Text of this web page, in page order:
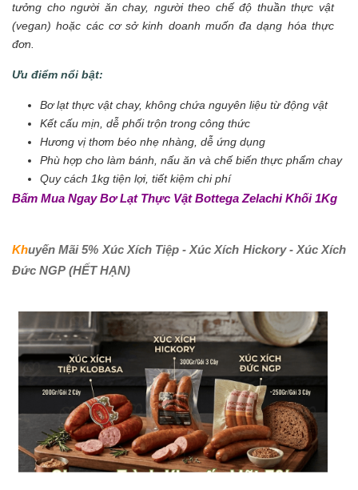
tưởng cho người ăn chay, người theo chế độ thuần thực vật
(vegan) hoặc các cơ sở kinh doanh muốn đa dạng hóa thực
đơn.
Ưu điểm nổi bật:
Bơ lạt thực vật chay, không chứa nguyên liệu từ động vật
Kết cấu mịn, dễ phối trộn trong công thức
Hương vị thơm béo nhẹ nhàng, dễ ứng dụng
Phù hợp cho làm bánh, nấu ăn và chế biến thực phẩm chay
Quy cách 1kg tiện lợi, tiết kiệm chi phí
Bấm Mua Ngay Bơ Lạt Thực Vật Bottega Zelachi Khối 1Kg
Khuyến Mãi 5% Xúc Xích Tiệp - Xúc Xích Hickory - Xúc Xích
Đức NGP (HẾT HẠN)